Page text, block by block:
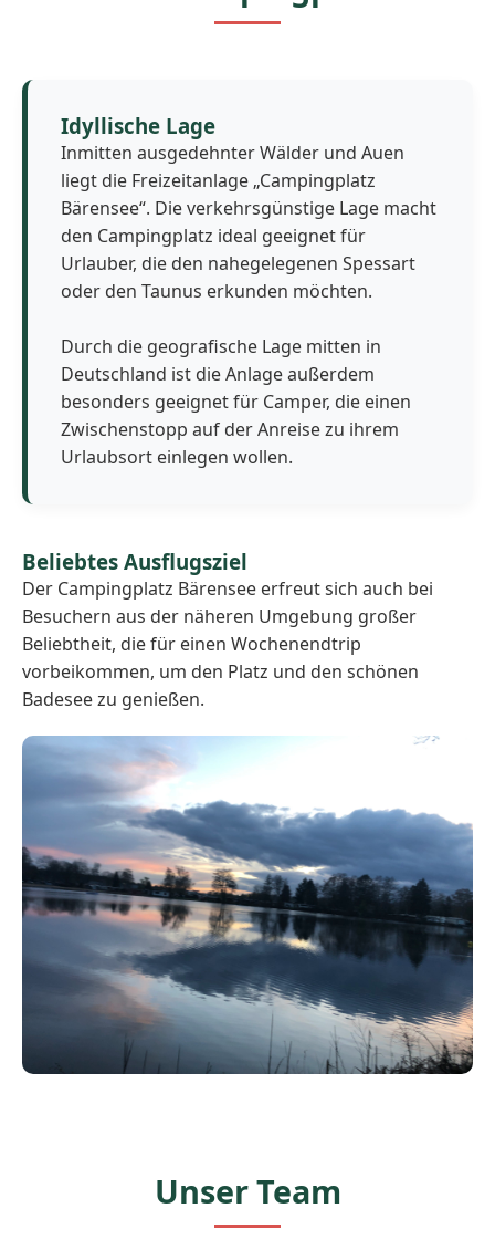
Idyllische Lage
Inmitten ausgedehnter Wälder und Auen
liegt die Freizeitanlage „Campingplatz
Bärensee“. Die verkehrsgünstige Lage macht
den Campingplatz ideal geeignet für
Urlauber, die den nahegelegenen Spessart
oder den Taunus erkunden möchten.
Durch die geografische Lage mitten in
Deutschland ist die Anlage außerdem
besonders geeignet für Camper, die einen
Zwischenstopp auf der Anreise zu ihrem
Urlaubsort einlegen wollen.
Beliebtes Ausflugsziel
Der Campingplatz Bärensee erfreut sich auch bei
Besuchern aus der näheren Umgebung großer
Beliebtheit, die für einen Wochenendtrip
vorbeikommen, um den Platz und den schönen
Badesee zu genießen.
Unser Team